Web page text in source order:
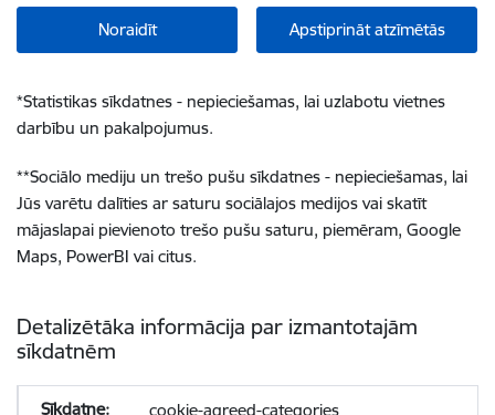
Noraidīt Apstiprināt atzīmētās
*Statistikas sīkdatnes - nepieciešamas, lai uzlabotu vietnes
darbību un pakalpojumus.
**Sociālo mediju un trešo pušu sīkdatnes - nepieciešamas, lai
Jūs varētu dalīties ar saturu sociālajos medijos vai skatīt
mājaslapai pievienoto trešo pušu saturu, piemēram, Google
Maps, PowerBI vai citus.
Detalizētāka informācija par izmantotajām
sīkdatnēm
cookie-agreed-categories